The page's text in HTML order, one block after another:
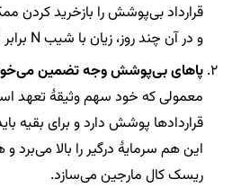
قرارداد بی‌پوشش را بازخرید
و در آن چند روز، زیان با شیب N برابر ادامه دارد.
پاهای بی‌پوشش وجه تضمین
معمولی که خود سهم وثیقهٔ تعهد
قراردادها پوشش دارد و برای بقیه
این هم سرمایهٔ درگیر را بالا
ریسک کال مارجین می‌سازد.